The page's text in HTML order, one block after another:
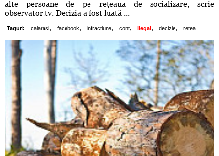
alte persoane de pe reţeaua de socializare, scrie
observator.tv. Decizia a fost luată ...
Taguri: calarasi, facebook, infractiune, cont, ilegal , decizie, retea